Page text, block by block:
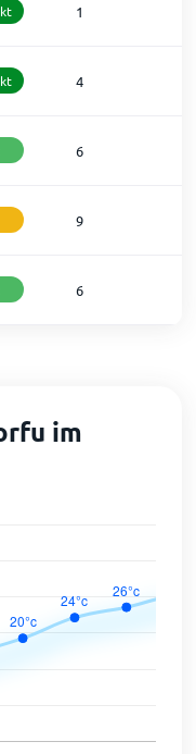
1
4
6
9
6
im